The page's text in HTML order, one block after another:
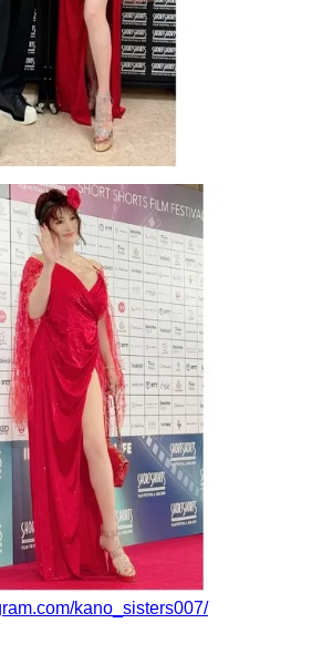
kano_sisters007/